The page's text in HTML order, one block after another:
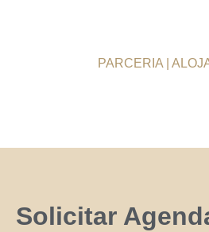
PARCERIA |
Solicitar